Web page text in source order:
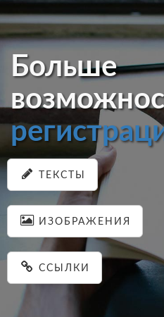
Больше
ТЕКСТЫ
ИЗОБРАЖЕНИЯ
ССЫЛКИ